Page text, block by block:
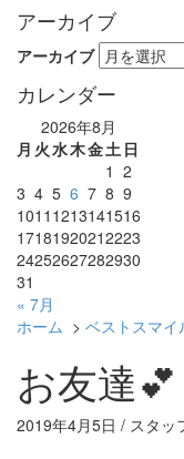
アーカイブ
アーカイブ
カレンダー
2026年8月
月 火水木金土 日
1 2
3 4 5 6 7 8 9
1011 1213141516
17181920212223
24252627282930
31
« 7月
ホーム > ベストスマイ
お友達💕
2019年4月5日 / スタッ